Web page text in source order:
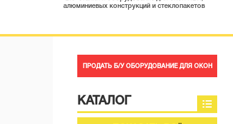
алюминиевых конструкций и стеклопакетов
ПРОДАТЬ Б/У ОБОРУДОВАНИЕ ДЛЯ ОКОН
КАТАЛОГ